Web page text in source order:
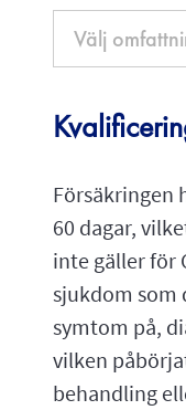
Försäkringen
60 dagar,
inte gäller för
sjukdom som
symtom på,
vilken
behandling